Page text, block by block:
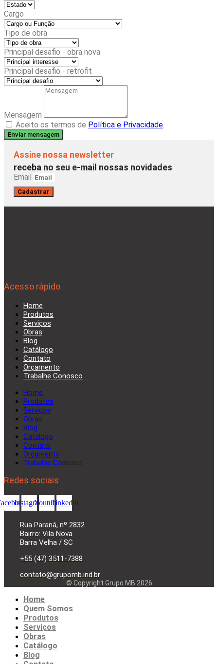
Cargo
Tipo de obra
Principal desafio - obra nova
Principal desafio - retrofit
Mensagem
Aceito os termos de Política e Privacidade
Enviar mensagem
Assine nossa newsletter
receba no seu e-mail nossas novidades
Email
Cadastrar
Acesso rápido
Home
Produtos
Serviços
Obras
Blog
Catálogo
Contato
Orçamento
Trabalhe Conosco
Home
Produtos
Serviços
Obras
Blog
Catálogo
Contato
Orçamento
Trabalhe Conosco
Redes sociais
InstagramYoutubeLinkedin
Rua Paraná, nº 2832
Bairro: Vila Nova
Barra Velha / SC
+55 (47) 3511-7388
contato@grupomb.ind.br
© Copyright Grupo MB 2026
Home
Quem Somos
Produtos
Serviços
Obras
Catálogo
Blog